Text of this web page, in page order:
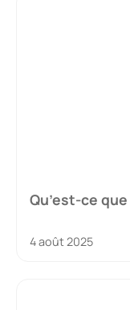
Qu’est-ce
4 août 2025